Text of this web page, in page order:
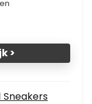
>
Sneakers